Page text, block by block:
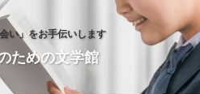
い」をお手伝いします
ための文学館